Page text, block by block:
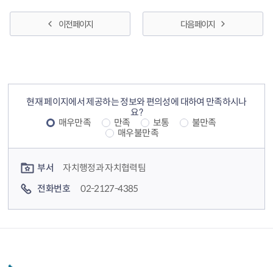
이전 페이지 다음 페이지
현재 페이지에서 제공하는 정보와 편의성에 대하여 만족하시나
요?
매우만족
만족 보통
불만족
매우불만족
부서
자치행정과 자치협력팀
전화번호
02-2127-4385